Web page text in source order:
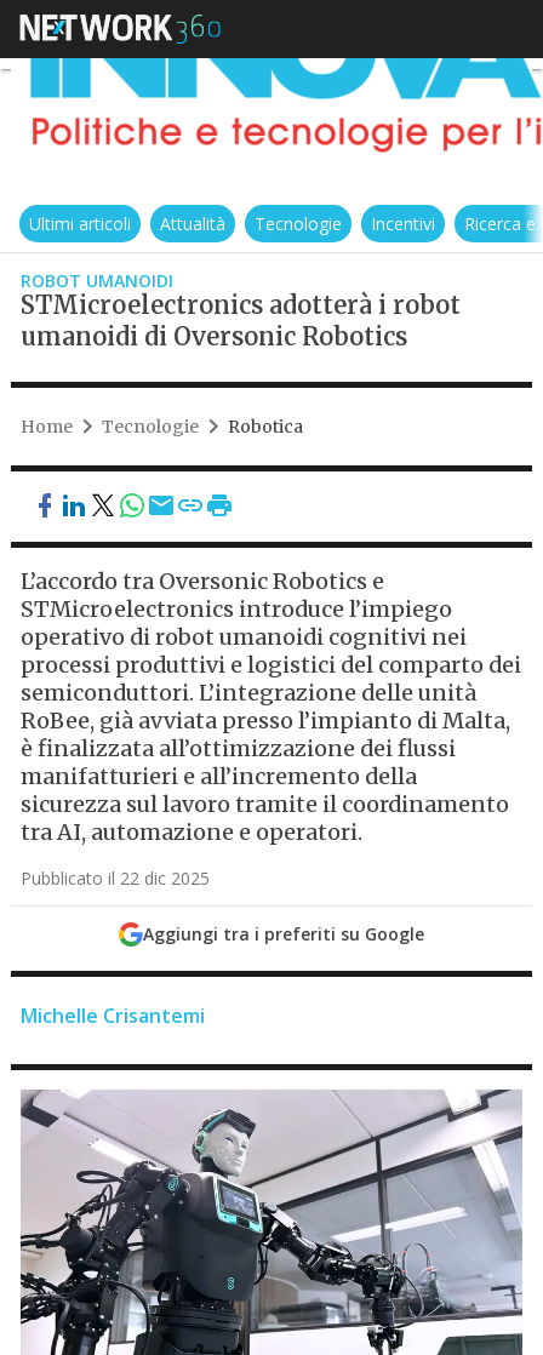
Ultimi articoli Attualità Tecnologie Incentivi Ricerca
ROBOT UMANOIDI
STMicroelectronics adotterà i robot
umanoidi di Oversonic Robotics
Home Tecnologie Robotica
L’accordo tra Oversonic Robotics e
STMicroelectronics introduce l’impiego
operativo di robot umanoidi cognitivi nei
processi produttivi e logistici del comparto dei
semiconduttori. L’integrazione delle unità
RoBee, già avviata presso l’impianto di Malta,
è finalizzata all’ottimizzazione dei flussi
manifatturieri e all’incremento della
sicurezza sul lavoro tramite il coordinamento
tra AI, automazione e operatori.
Pubblicato il 22 dic 2025
Aggiungi tra i preferiti su Google
Michelle Crisantemi